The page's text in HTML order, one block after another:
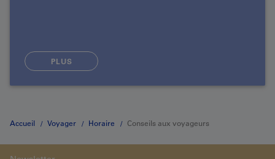
PLUS
Accueil Voyager Horaire Conseils aux voyageurs